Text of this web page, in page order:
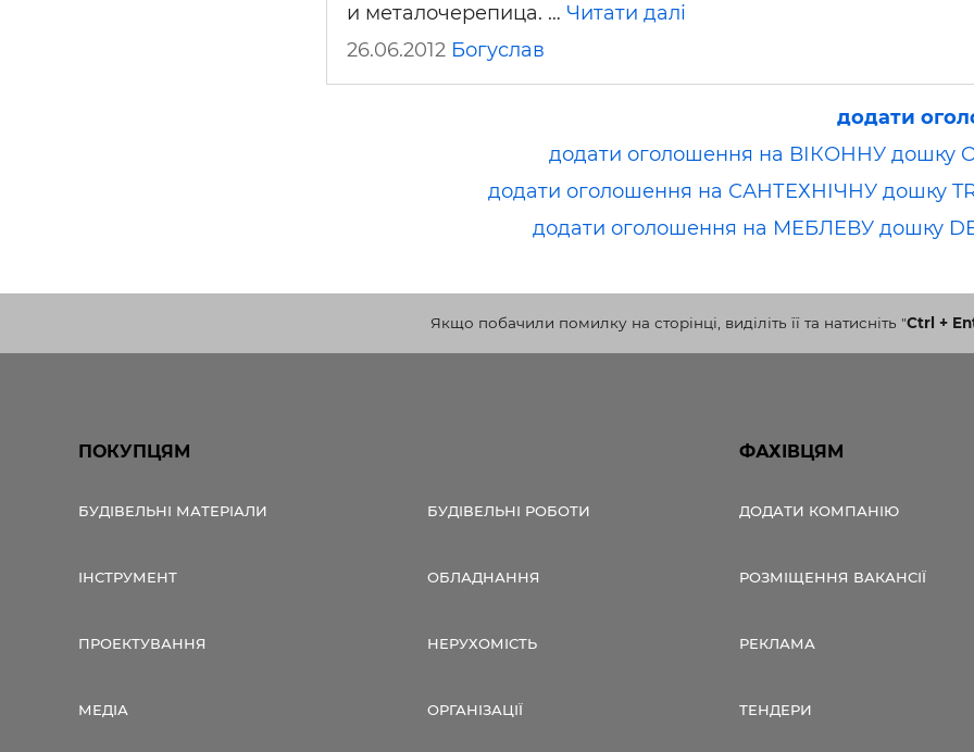
и металочерепица. … Читати далі
26.06.2012 Богуслав
додати
додати оголошення на ВІКОННУ дошку
додати оголошення на САНТЕХНІЧНУ дошку
додати оголошення на МЕБЛЕВУ дошку
Якщо побачили помилку на сторінці, виділіть її та натисніть "Ctrl +
ПОКУПЦЯМ
БУДІВЕЛЬНІ МАТЕРІАЛИ БУДІВЕЛЬНІ РОБОТИ
ІНСТРУМЕНТ ОБЛАДНАННЯ
ПРОЕКТУВАННЯ НЕРУХОМІСТЬ
МЕДІА ОРГАНІЗАЦІЇ
ФАХІВЦЯМ
ДОДАТИ КОМПАНІЮ
РОЗМІЩЕННЯ ВАКАНСІЇ
РЕКЛАМА
ТЕНДЕРИ